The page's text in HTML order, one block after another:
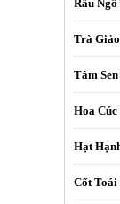
Râu Ngô
Trà
Tâm
Hoa Cúc
Hạt
Cốt Toái